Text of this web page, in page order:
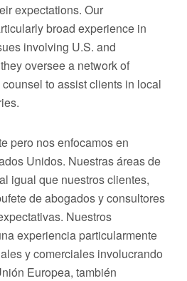
expectations. Our
broad experience in
involving U.S. and
oversee a network of
to assist clients in local
pero nos enfocamos en
Unidos. Nuestras áreas de
igual que nuestros clientes,
de abogados y consultores
Nuestros
experiencia particularmente
y comerciales involucrando
Europea, también